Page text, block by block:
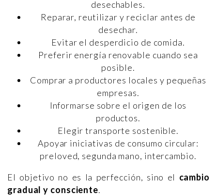
desechables.
Reparar, reutilizar y reciclar antes de
desechar.
Evitar el desperdicio de comida.
Preferir energía renovable cuando sea
posible.
Comprar a productores locales y pequeñas
empresas.
Informarse sobre el origen de los
productos.
Elegir transporte sostenible.
Apoyar iniciativas de consumo circular:
preloved, segunda mano, intercambio.
El objetivo no es la perfección, sino el cambio
gradual y consciente.